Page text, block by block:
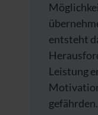
entsteht
Leistung
gefährden.